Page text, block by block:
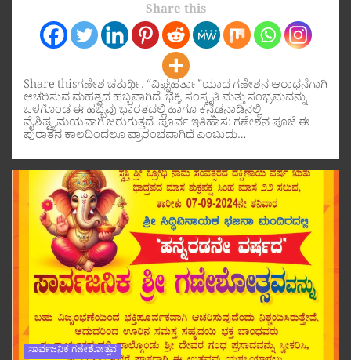
Share this
Share thisಗಣೇಶ ಚತುರ್ಥಿ, “ವಿಘ್ನಹರ್ತಾ”ಯಾದ ಗಣೇಶನ ಆರಾಧನೆಗಾಗಿ
ಆಚರಿಸುವ ಮಹತ್ವದ ಹಬ್ಬವಾಗಿದೆ. ಭಕ್ತಿ, ಸಂಸ್ಕೃತಿ ಮತ್ತು ಸಂಭ್ರಮವನ್ನು
ಒಳಗೊಂಡ ಈ ಹಬ್ಬವು ಭಾರತದಲ್ಲಿ ಹಾಗೂ ಕನ್ನಡನಾಡಿನಲ್ಲಿ
ವೈಶಿಷ್ಟ್ಯಮಯವಾಗಿ ಜರುಗುತ್ತದೆ. ಪೂರ್ವ ಇತಿಹಾಸ: ಗಣೇಶನ ಪೂಜೆ ಈ
ಪುರಾತನ ಕಾಲದಿಂದಲೂ ಪ್ರಾರಂಭವಾಗಿದೆ ಎಂಬುದು…
ಸಾರ್ವಜನಿಕ ಗಣೇಶೋತ್ಸವ